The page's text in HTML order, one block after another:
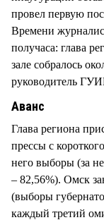
провел первую
Времени
получаса: глава
зале собралось
руководитель
Аванс
Глава региона
прессы с
него выборы (за
– 82,56%). Омск
(выборы
каждый третий